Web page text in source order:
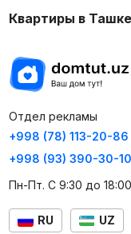
Квартиры в
Отдел рекламы
+998 (78) 113-20-86
+998 (93) 390-30-10
Пн-Пт. С 9:30 до 18:00
RU UZ